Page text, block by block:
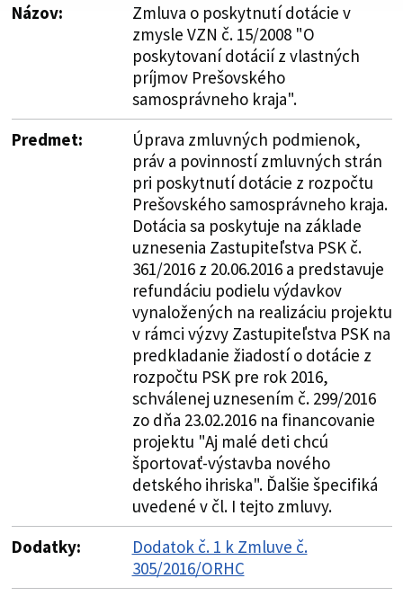
Názov:
Zmluva o poskytnutí dotácie v
zmysle VZN č. 15/2008 "O
poskytovaní dotácií z vlastných
príjmov Prešovského
samosprávneho kraja".
Predmet:
Úprava zmluvných podmienok,
práv a povinností zmluvných strán
pri poskytnutí dotácie z rozpočtu
Prešovského samosprávneho kraja.
Dotácia sa poskytuje na základe
uznesenia Zastupiteľstva PSK č.
361/2016 z 20.06.2016 a predstavuje
refundáciu podielu výdavkov
vynaložených na realizáciu projektu
v rámci výzvy Zastupiteľstva PSK na
predkladanie žiadostí o dotácie z
rozpočtu PSK pre rok 2016,
schválenej uznesením č. 299/2016
zo dňa 23.02.2016 na financovanie
projektu "Aj malé deti chcú
športovať-výstavba nového
detského ihriska". Ďalšie špecifiká
uvedené v čl. I tejto zmluvy.
Dodatky:
Dodatok č. 1 k Zmluve č.
305/2016/ORHC